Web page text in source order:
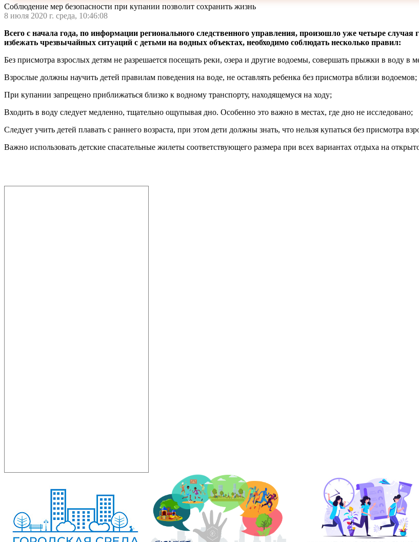
Соблюдение мер безопасности при купании позволит сохранить жизнь
8 июля 2020 г. среда, 10:46:08
Всего с начала года, по информации регионального следственного управления, произошло уже четыре
избежать чрезвычайных ситуаций с детьми на водных объектах, необходимо соблюдать несколько правил:
Без присмотра взрослых детям не разрешается посещать реки, озера и другие водоемы, совершать прыжки в воду в
Взрослые должны научить детей правилам поведения на воде, не оставлять ребенка без присмотра вблизи водоемов;
При купании запрещено приближаться близко к водному транспорту, находящемуся на ходу;
Входить в воду следует медленно, тщательно ощупывая дно. Особенно это важно в местах, где дно не исследовано;
Следует учить детей плавать с раннего возраста, при этом дети должны знать, что нельзя купаться без присмотра
Важно использовать детские спасательные жилеты соответствующего размера при всех вариантах отдыха на